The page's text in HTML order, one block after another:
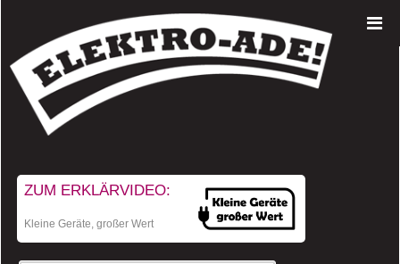
ZUM ERKLÄRVIDEO:
Kleine Geräte, großer Wert